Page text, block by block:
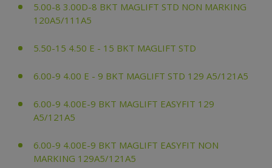
5.00-8 3.00D-8 BKT MAGLIFT STD NON MARKING
120A5/111A5
5.50-15 4.50 E - 15 BKT MAGLIFT STD
6.00-9 4.00 E - 9 BKT MAGLIFT STD 129 A5/121A5
6.00-9 4.00E-9 BKT MAGLIFT EASYFIT 129
A5/121A5
6.00-9 4.00E-9 BKT MAGLIFT EASYFIT NON
MARKING 129A5/121A5